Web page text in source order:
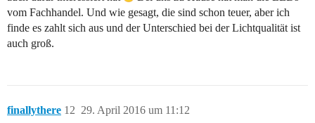
vom Fachhandel. Und wie gesagt, die sind schon teuer, aber ich
finde es zahlt sich aus und der Unterschied bei der Lichtqualität ist
auch groß.
finallythere 29. April 2016 um 11:12
12